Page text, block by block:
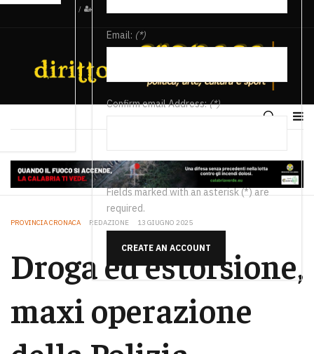
/
Email: (*)
Confirm email Address:(*)
Fields marked with an asterisk (*) are
required.
CREATE AN ACCOUNT
PROVINCIA CRONACA REDAZIONE 13 GIUGNO 2025
Droga ed estorsione,
maxi operazione